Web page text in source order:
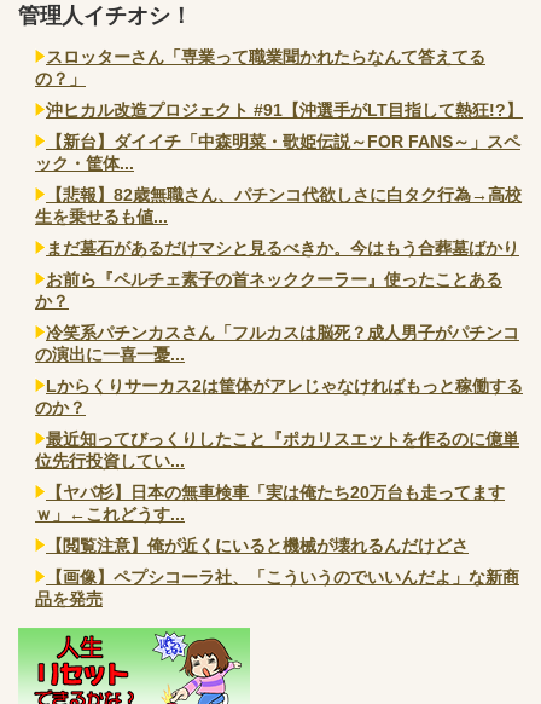
管理人イチオシ！
スロッターさん「専業って職業聞かれたらなんて答えてる
の？」
沖ヒカル改造プロジェクト #91【沖選手がLT目指して熱狂!?】
【新台】ダイイチ「中森明菜・歌姫伝説～FOR FANS～」スペ
ック・筐体...
【悲報】82歳無職さん、パチンコ代欲しさに白タク行為→高校
生を乗せるも値...
まだ墓石があるだけマシと見るべきか。今はもう合葬墓ばかり
お前ら『ペルチェ素子の首ネッククーラー』使ったことある
か？
冷笑系パチンカスさん「フルカスは脳死？成人男子がパチンコ
の演出に一喜一憂...
Lからくりサーカス2は筐体がアレじゃなければもっと稼働する
のか？
最近知ってびっくりしたこと『ポカリスエットを作るのに億単
位先行投資してい...
【ヤバ杉】日本の無車検車「実は俺たち20万台も走ってます
ｗ」←これどうす...
【閲覧注意】俺が近くにいると機械が壊れるんだけどさ
【画像】ペプシコーラ社、「こういうのでいいんだよ」な新商
品を発売